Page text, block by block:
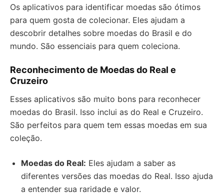
Os aplicativos para identificar moedas são ótimos
para quem gosta de colecionar. Eles ajudam a
descobrir detalhes sobre moedas do Brasil e do
mundo. São essenciais para quem coleciona.
Reconhecimento de Moedas do Real e
Cruzeiro
Esses aplicativos são muito bons para reconhecer
moedas do Brasil. Isso inclui as do Real e Cruzeiro.
São perfeitos para quem tem essas moedas em sua
coleção.
Moedas do Real: Eles ajudam a saber as
diferentes versões das moedas do Real. Isso ajuda
a entender sua raridade e valor.